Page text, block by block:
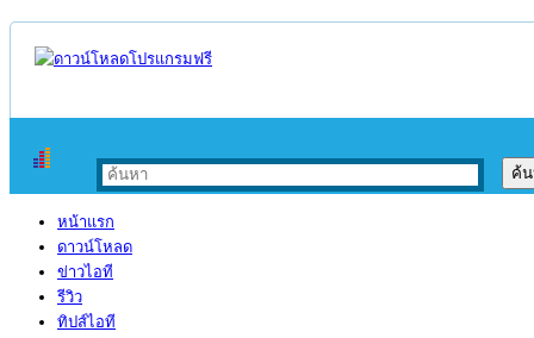
หน้าแรก
ดาวน์โหลด
ข่าวไอที
รีวิว
ทิปส์ไอที